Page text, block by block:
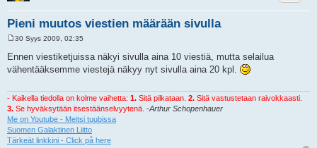
Pieni muutos viestien määrään sivulla
e
s
30 Syys 2009, 02:35
Ennen viestiketjuissa näkyi sivulla aina 10 viestiä, mutta selailua
vähentääksemme viestejä näkyy nyt sivulla aina 20 kpl.
- Kaikella tiedolla on kolme vaihetta: 1. Sitä pilkataan. 2. Sitä vastustetaan raivokkaasti.
3. Se hyväksytään itsestäänselvyytenä. -Arthur Schopenhauer
Me on Youtube - Meitsi tuubissa
Suomen Galaktinen Liitto
Tärkeät linkkini - Click på here